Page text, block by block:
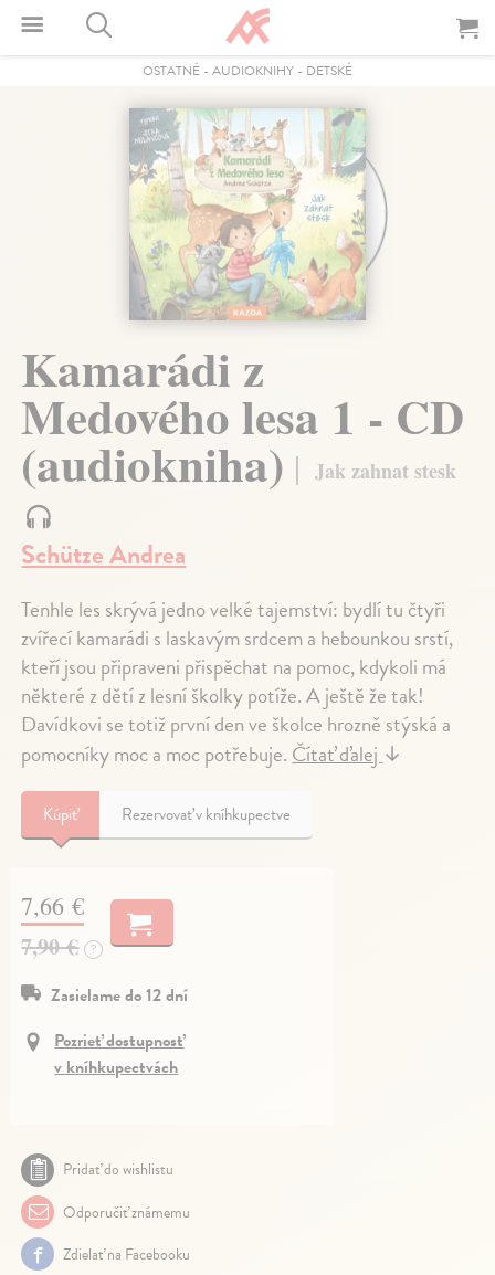
OSTATNÉ - AUDIOKNIHY - DETSKÉ
Kamarádi z
Medového lesa 1 - CD
(audiokniha) Jak zahnat stesk
Schütze Andrea
Tenhle les skrývá jedno velké tajemství: bydlí tu čtyři
zvířecí kamarádi s laskavým srdcem a hebounkou srstí,
kteří jsou připraveni přispěchat na pomoc, kdykoli má
některé z dětí z lesní školky potíže. A ještě že tak!
Davídkovi se totiž první den ve školce hrozně stýská a
pomocníky moc a moc potřebuje.Čítať ďalej↓
Kúpiť Rezervovať v kníhkupectve
7,66 €
7,90 € ?
Zasielame do 12 dní
Pozrieť dostupnosť
v kníhkupectvách
Pridať do wishlistu
Odporučiť známemu
Zdielať na Facebooku